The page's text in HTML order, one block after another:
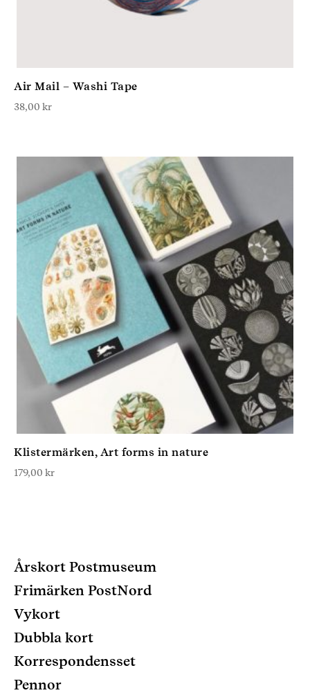
Air Mail – Washi Tape
38,00 kr
Klistermärken, Art forms in nature
179,00 kr
Årskort Postmuseum
Frimärken PostNord
Vykort
Dubbla kort
Korrespondensset
Pennor